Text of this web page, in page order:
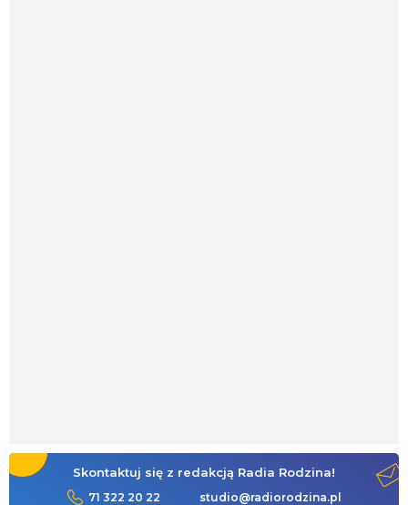
Skontaktuj się z redakcją Radia Rodzina!
71 322 20 22 studio@radiorodzina.pl